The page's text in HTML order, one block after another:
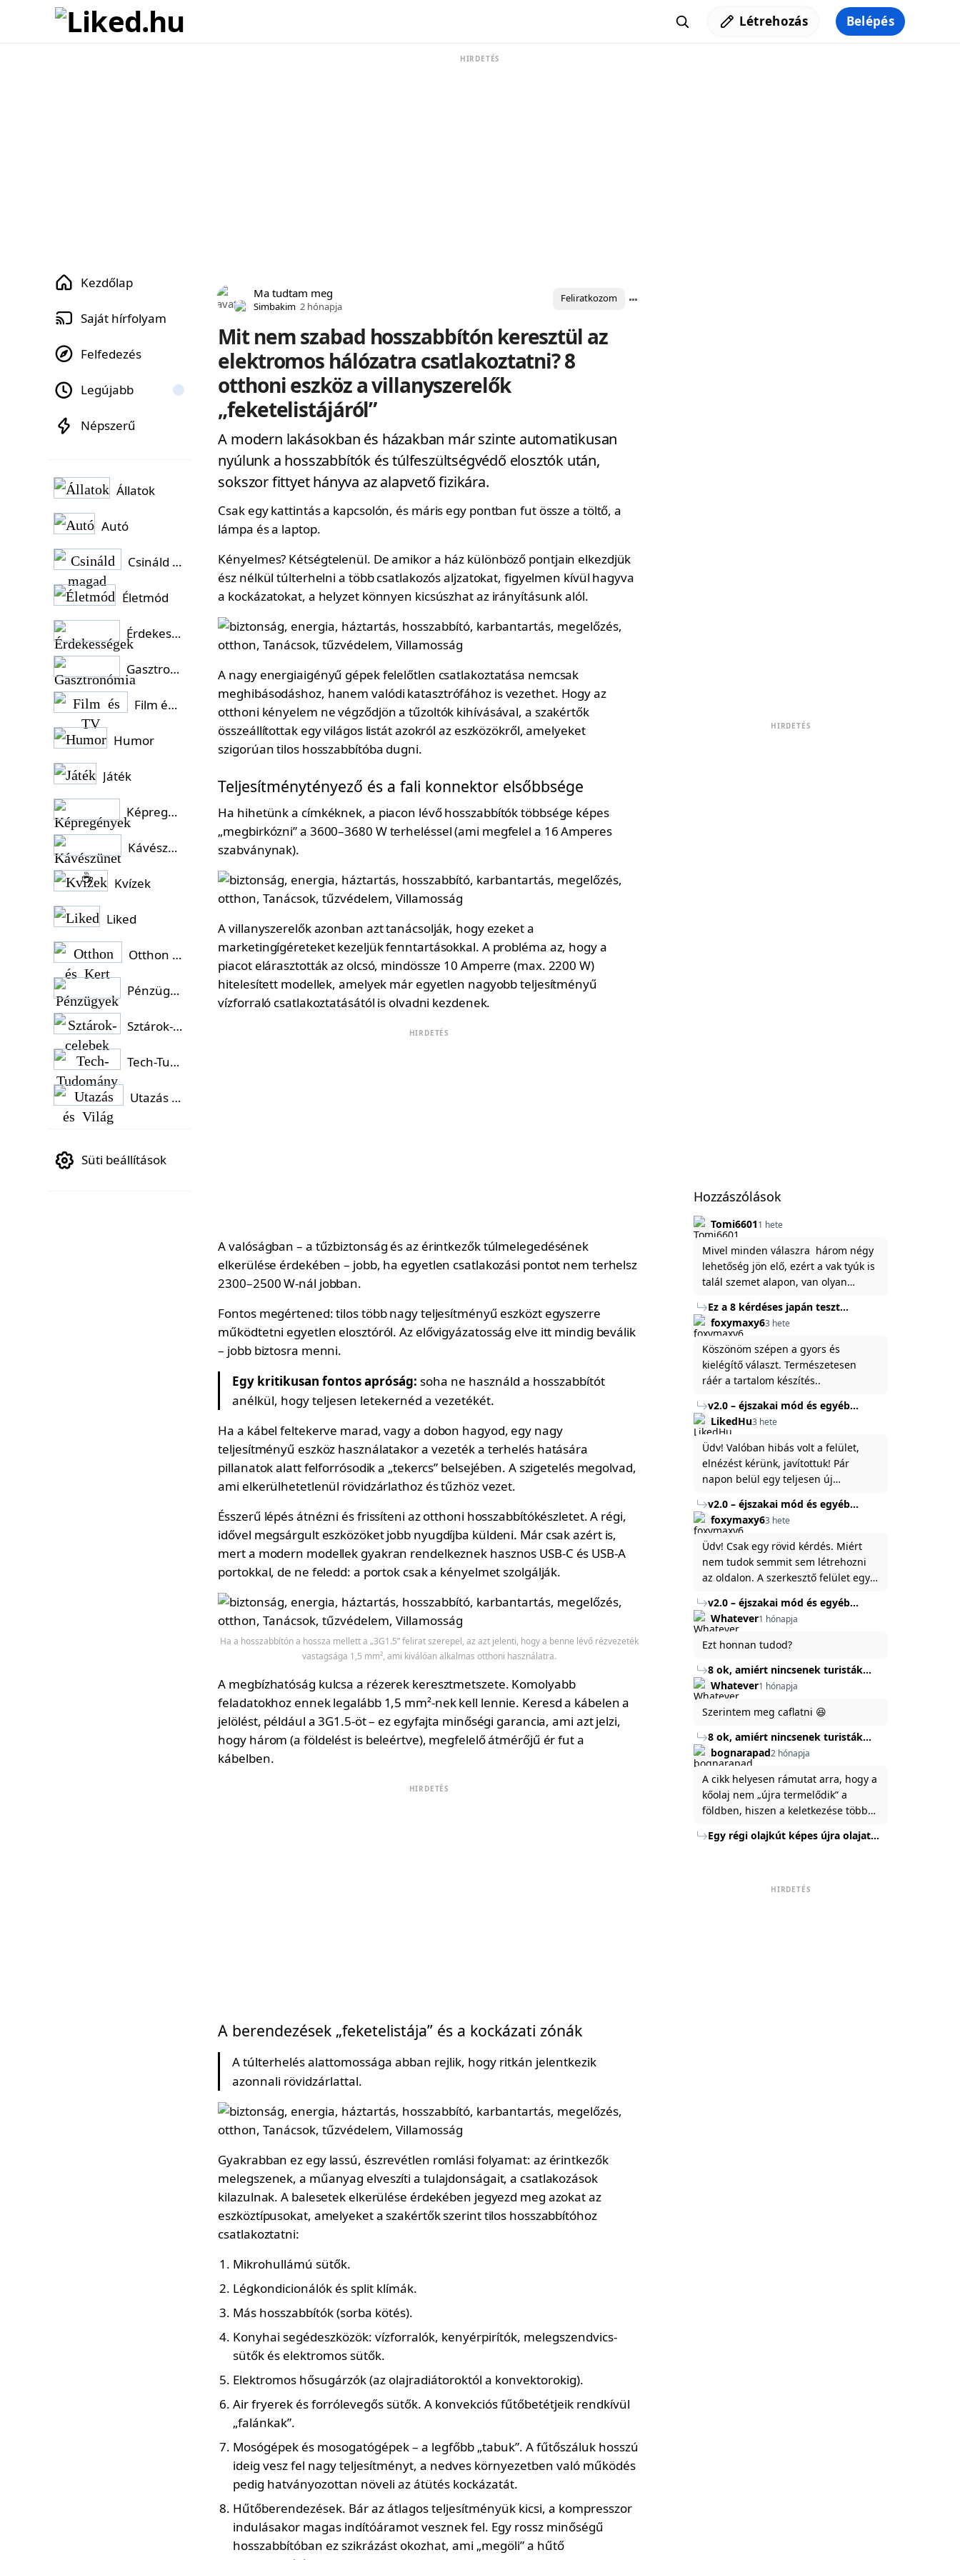
Létrehozás Belépés
HIRDETÉS
Ma tudtam meg
Simbakim 2 hónapja
Feliratkozom
Mit nem szabad hosszabbítón keresztül az
elektromos hálózatra csatlakoztatni? 8
otthoni eszköz a villanyszerelők
„feketelistájáról”
A modern lakásokban és házakban már szinte automatikusan
nyúlunk a hosszabbítók és túlfeszültségvédő elosztók után,
sokszor fittyet hányva az alapvető fizikára.
Csak egy kattintás a kapcsolón, és máris egy pontban fut össze a töltő, a
lámpa és a laptop.
Kényelmes? Kétségtelenül. De amikor a ház különböző pontjain elkezdjük
ész nélkül túlterhelni a több csatlakozós aljzatokat, figyelmen kívül hagyva
a kockázatokat, a helyzet könnyen kicsúszhat az irányításunk alól.
A nagy energiaigényű gépek felelőtlen csatlakoztatása nemcsak
meghibásodáshoz, hanem valódi katasztrófához is vezethet. Hogy az
otthoni kényelem ne végződjön a tűzoltók kihívásával, a szakértők
összeállítottak egy világos listát azokról az eszközökről, amelyeket
szigorúan tilos hosszabbítóba dugni.
Teljesítménytényező és a fali konnektor elsőbbsége
Ha hihetünk a címkéknek, a piacon lévő hosszabbítók többsége képes
„megbirkózni” a 3600–3680 W terheléssel (ami megfelel a 16 Amperes
szabványnak).
A villanyszerelők azonban azt tanácsolják, hogy ezeket a
marketingígéreteket kezeljük fenntartásokkal. A probléma az, hogy a
piacot elárasztották az olcsó, mindössze 10 Amperre (max. 2200 W)
hitelesített modellek, amelyek már egyetlen nagyobb teljesítményű
vízforraló csatlakoztatásától is olvadni kezdenek.
HIRDETÉS
A valóságban – a tűzbiztonság és az érintkezők túlmelegedésének
elkerülése érdekében – jobb, ha egyetlen csatlakozási pontot nem terhelsz
2300–2500 W-nál jobban.
Fontos megértened: tilos több nagy teljesítményű eszközt egyszerre
működtetni egyetlen elosztóról. Az elővigyázatosság elve itt mindig beválik
– jobb biztosra menni.
Egy kritikusan fontos apróság: soha ne használd a hosszabbítót
anélkül, hogy teljesen letekernéd a vezetékét.
Ha a kábel feltekerve marad, vagy a dobon hagyod, egy nagy
teljesítményű eszköz használatakor a vezeték a terhelés hatására
pillanatok alatt felforrósodik a „tekercs” belsejében. A szigetelés megolvad,
ami elkerülhetetlenül rövidzárlathoz és tűzhöz vezet.
Ésszerű lépés átnézni és frissíteni az otthoni hosszabbítókészletet. A régi,
idővel megsárgult eszközöket jobb nyugdíjba küldeni. Már csak azért is,
mert a modern modellek gyakran rendelkeznek hasznos USB-C és USB-A
portokkal, de ne feledd: a portok csak a kényelmet szolgálják.
Ha a hosszabbítón a hossza mellett a „3G1.5” felirat szerepel, az azt jelenti, hogy a benne lévő rézvezeték
vastagsága 1,5 mm², ami kiválóan alkalmas otthoni használatra.
A megbízhatóság kulcsa a rézerek keresztmetszete. Komolyabb
feladatokhoz ennek legalább 1,5 mm²-nek kell lennie. Keresd a kábelen a
jelölést, például a 3G1.5-öt – ez egyfajta minőségi garancia, ami azt jelzi,
hogy három (a földelést is beleértve), megfelelő átmérőjű ér fut a
kábelben.
HIRDETÉS
A berendezések „feketelistája” és a kockázati zónák
A túlterhelés alattomossága abban rejlik, hogy ritkán jelentkezik
azonnali rövidzárlattal.
Gyakrabban ez egy lassú, észrevétlen romlási folyamat: az érintkezők
melegszenek, a műanyag elveszíti a tulajdonságait, a csatlakozások
kilazulnak. A balesetek elkerülése érdekében jegyezd meg azokat az
eszköztípusokat, amelyeket a szakértők szerint tilos hosszabbítóhoz
csatlakoztatni:
Mikrohullámú sütők.
Légkondicionálók és split klímák.
Más hosszabbítók (sorba kötés).
Konyhai segédeszközök: vízforralók, kenyérpirítók, melegszendvics-
sütők és elektromos sütők.
Elektromos hősugárzók (az olajradiátoroktól a konvektorokig).
Air fryerek és forrólevegős sütők. A konvekciós fűtőbetétjeik rendkívül
„falánkak”.
Mosógépek és mosogatógépek – a legfőbb „tabuk”. A fűtőszáluk hosszú
ideig vesz fel nagy teljesítményt, a nedves környezetben való működés
pedig hatványozottan növeli az átütés kockázatát.
Hűtőberendezések. Bár az átlagos teljesítményük kicsi, a kompresszor
indulásakor magas indítóáramot vesznek fel. Egy rossz minőségű
hosszabbítóban ez szikrázást okozhat, ami „megöli” a hűtő
HIRDETÉS
Hozzászólások
Tomi66011 hete
Mivel minden válaszra három négy
lehetőség jön elő, ezért a vak tyúk is
talál szemet alapon, van olyan
Ez a 8 kérdéses japán teszt
hibátlanul feltárja az igazságot
rólad
foxymaxy63 hete
Köszönöm szépen a gyors és
kielégítő választ. Természetesen
ráér a tartalom készítés..
v2.0 – éjszakai mód és egyéb
fejlesztések
LikedHu3 hete
Üdv! Valóban hibás volt a felület,
elnézést kérünk, javítottuk! Pár
napon belül egy teljesen új
weboldal legújabb, 3.0-ás verzióját,
és vélhetően ez zavart be kicsit.Egy
baráti megjegyzés: ha nem fontos
és tud várni néhány napot a
tartalom, amit készíteni
szeretnél, inkább várj néhány napot,
mert ég és föld lesz a különbség a
jelenlegi rendszer és az új között -
legfőképpen egyébként épp
tartalomkészítési szempontból! :)
v2.0 – éjszakai mód és egyéb
fejlesztések
foxymaxy63 hete
Üdv! Csak egy rövid kérdés. Miért
nem tudok semmit sem létrehozni
az oldalon. A szerkesztő felület egy
Köszönöm ha válaszoltok.
v2.0 – éjszakai mód és egyéb
fejlesztések
Whatever1 hónapja
Ezt honnan tudod?
8 ok, amiért nincsenek turisták
Törökország Fekete-tenger felőli
partján
Whatever1 hónapja
Szerintem meg caflatni 😆
8 ok, amiért nincsenek turisták
Törökország Fekete-tenger felőli
partján
bognarapad2 hónapja
A cikk helyesen rámutat arra, hogy a
kőolaj nem „újra termelődik” a
földben, hiszen a keletkezése több
Energiaügyi Minisztériuma szerint a
kőzetben marad. A
Egy régi olajkút képes újra olajat
HIRDETÉS
Kezdőlap
Saját hírfolyam
Felfedezés
Legújabb
Népszerű
Állatok
Autó
Csináld magad
Életmód
Érdekességek
Gasztronómia
Film és TV
Humor
Játék
Képregények
Kávészünet ☕
Kvízek
Liked
Otthon és Kert
Pénzügyek
Sztárok-celebek
Tech-Tudomány
Utazás és Világ
Süti beállítások